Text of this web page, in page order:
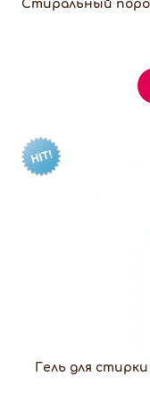
Стиральный
Гель для